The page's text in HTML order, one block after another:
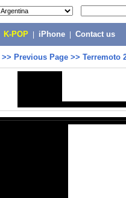
K-POP iPhone Contact us
>> Previous Page >> Terremoto